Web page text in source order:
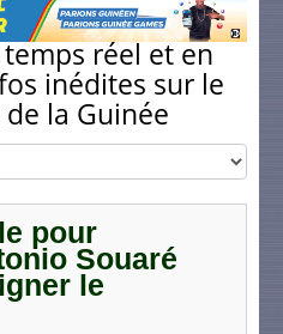
réel et en
inédites sur le
la Guinée
pour
Souaré
le